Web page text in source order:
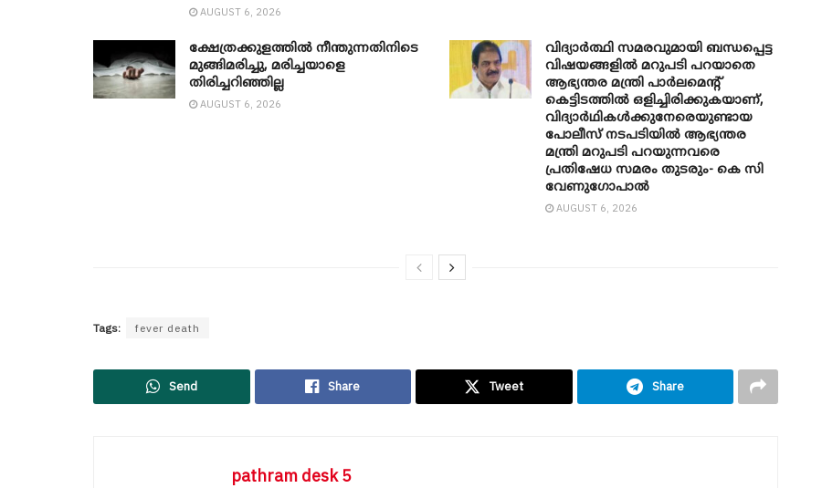
AUGUST 6, 2026
ക്ഷേത്രക്കുളത്തില്‍ നീന്തുന്നതിനിടെ
മുങ്ങിമരിച്ചു, മരിച്ചയാളെ
തിരിച്ചറിഞ്ഞില്ല
AUGUST 6, 2026
വിദ്യാർത്ഥി സമരവുമായി ബന്ധപ്പെട്ട
വിഷയങ്ങളിൽ മറുപടി പറയാതെ
ആഭ്യന്തര മന്ത്രി പാർലമെന്റ്
കെട്ടിടത്തിൽ ഒളിച്ചിരിക്കുകയാണ്,
വിദ്യാർഥികൾക്കുനേരെയുണ്ടായ
പോലീസ് നടപടിയിൽ ആഭ്യന്തര
മന്ത്രി മറുപടി പറയുന്നവരെ
പ്രതിഷേധ സമരം തുടരും- കെ സി
വേണു​ഗോപാൽ
AUGUST 6, 2026
Tags: fever death
Send Share Tweet Share
pathram desk 5